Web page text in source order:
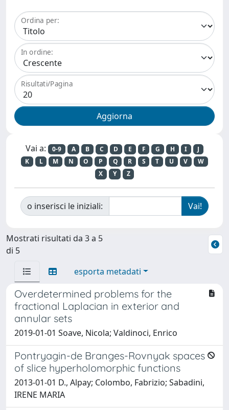
Ordina per:
In ordine:
Risultati/Pagina
Vai a: 0-9 A B C D E F G H I
J
K
L M N O P Q R S T U V
W
X
Y Z
o inserisci le iniziali:
Mostrati risultati da 3 a 5
di 5
esporta metadati
Overdetermined problems for the
fractional Laplacian in exterior and
annular sets
2019-01-01 Soave, Nicola; Valdinoci, Enrico
Pontryagin-de Branges-Rovnyak spaces
of slice hyperholomorphic functions
2013-01-01 D., Alpay; Colombo, Fabrizio; Sabadini,
IRENE MARIA